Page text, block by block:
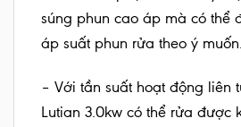
súng phun cao áp mà có thể
áp suất phun rửa theo ý muốn.
– Với tần suất hoạt động liên
Lutian 3.0kw có thể rửa được